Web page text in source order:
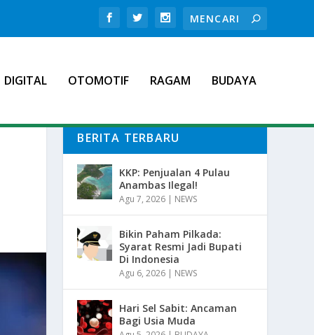
DIGITAL OTOMOTIF RAGAM BUDAYA
BERITA TERBARU
KKP: Penjualan 4 Pulau
Anambas Ilegal!
Agu 7, 2026 | NEWS
Bikin Paham Pilkada:
Syarat Resmi Jadi Bupati
Di Indonesia
Agu 6, 2026 | NEWS
Hari Sel Sabit: Ancaman
Bagi Usia Muda